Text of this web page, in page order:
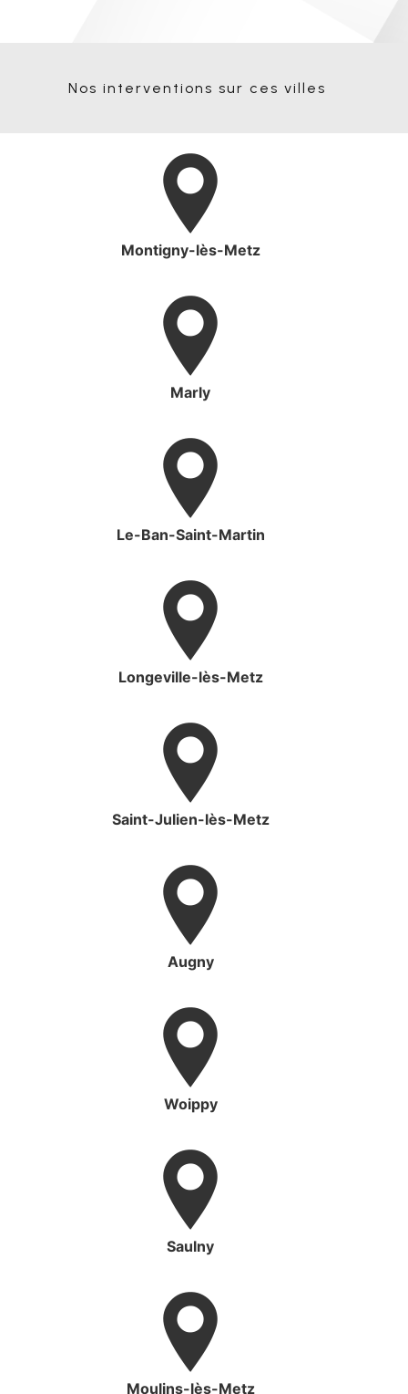
Nos interventions sur ces villes
Montigny-lès-Metz
Marly
Le-Ban-Saint-Martin
Longeville-lès-Metz
Saint-Julien-lès-Metz
Augny
Woippy
Saulny
Moulins-lès-Metz